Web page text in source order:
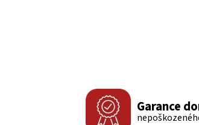
Garance